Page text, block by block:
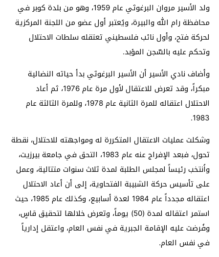
ولد الأسير مروان البرغوثي عام 1959، وهو من بلدة كوبر في
محافظة رام الله والبيرة، ويُعتبر أول عضو من اللجنة المركزية
لحركة فتح، وأول نائب فلسطيني تعتقله سلطات الاحتلال
وتحكم عليه بالسّجن المؤبد.
وأضاف نادي الأسير أن الأسير البرغوثي بدأ حياته النضالية
مبكراً، وقد تعرض للاعتقال لأول مرة عام 1976، ثم أعاد
الاحتلال اعتقاله للمرة الثانية عام 1978، وللمرة الثالثة عام
1983.
وشكلت عمليات الاعتقال المتكررة له ومواجهته للاحتلال، نقطة
تحول، فبعد الإفراج عنه عام 1983، التحق في جامعة بيرزيت،
واُنتخب رئيساً لمجلس الطلبة لمدة ثلاث سنوات متتالية، وعمل
على تأسيس حركة الشبيبة الفتحاوية، إلى أن أعاد الاحتلال
اعتقاله مجدداً عام 1984 لعدة أسابيع، وكذلك عام 1985، حيث
استمر اعتقاله لمدة (50) يوماً، وتعرض خلالها لتحقيق قاسٍ،
وفُرضت عليه الإقامة الجبرية في نفس العام، واعتقل إدارياً
في نفس العام.